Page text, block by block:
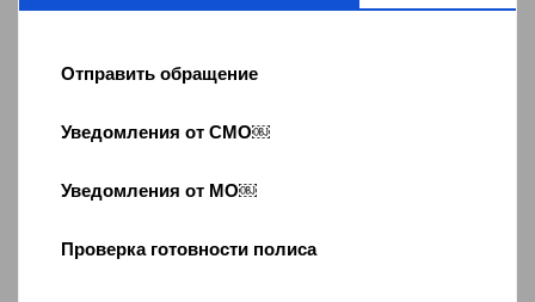
Отправить обращение
Уведомления от СМО￼
Уведомления от МО￼
Проверка готовности полиса